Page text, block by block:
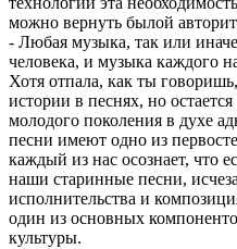
можно вернуть былой
- Любая музыка, так или
человека, и музыка каждого
Хотя отпала, как ты
истории в песнях, но
молодого поколения в духе
песни имеют одно из
каждый из нас осознает, что
наши старинные песни,
исполнительства и
один из основных
культуры.